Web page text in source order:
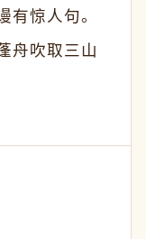
惊人句。
舟吹取三山